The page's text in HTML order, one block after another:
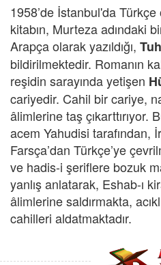
1958’de İstanbul'da Türkçe
kitabın, Murteza adındaki
Arapça olarak yazıldığı,
bildirilmektedir. Romanın
reşidin sarayında yetişen
cariyedir. Cahil bir cariye,
âlimlerine taş çıkarttırıyor.
acem Yahudisi tarafından,
Farsça’dan Türkçe’ye
ve hadis-i şeriflere bozuk
yanlış anlatarak, Eshab-ı
âlimlerine saldırmakta,
cahilleri aldatmaktadır.